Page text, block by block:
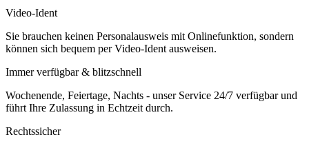
Video-Ident
Sie brauchen keinen Personalausweis mit Onlinefunktion, sondern
können sich bequem per Video-Ident ausweisen.
Immer verfügbar & blitzschnell
Wochenende, Feiertage, Nachts - unser Service 24/7 verfügbar und
führt Ihre Zulassung in Echtzeit durch.
Rechtssicher